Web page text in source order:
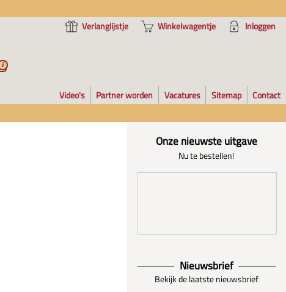
Verlanglijstje
Winkelwagentje Inloggen
i
Video's Partner worden Vacatures Sitemap Contact
Onze nieuwste uitgave
Nu te bestellen!
Nieuwsbrief
Bekijk de laatste nieuwsbrief